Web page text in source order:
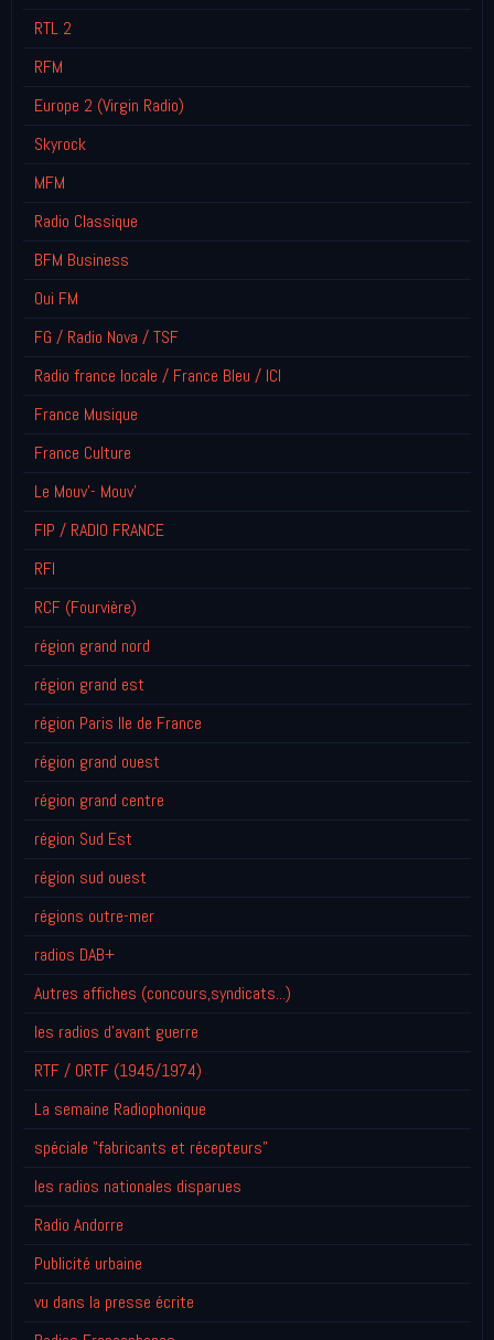
RTL 2
RFM
Europe 2 (Virgin Radio)
Skyrock
MFM
Radio Classique
BFM Business
Oui FM
FG / Radio Nova / TSF
Radio france locale / France Bleu / ICI
France Musique
France Culture
Le Mouv'- Mouv'
FIP / RADIO FRANCE
RFI
RCF (Fourvière)
région grand nord
région grand est
région Paris Ile de France
région grand ouest
région grand centre
région Sud Est
région sud ouest
régions outre-mer
radios DAB+
Autres affiches (concours,syndicats...)
les radios d'avant guerre
RTF / ORTF (1945/1974)
La semaine Radiophonique
spéciale "fabricants et récepteurs"
les radios nationales disparues
Radio Andorre
Publicité urbaine
vu dans la presse écrite